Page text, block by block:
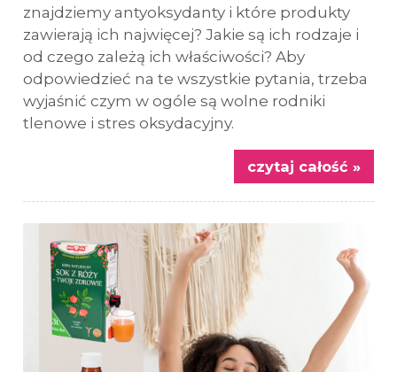
znajdziemy antyoksydanty i które produkty
zawierają ich najwięcej? Jakie są ich rodzaje i
od czego zależą ich właściwości? Aby
odpowiedzieć na te wszystkie pytania, trzeba
wyjaśnić czym w ogóle są wolne rodniki
tlenowe i stres oksydacyjny.
czytaj całość »